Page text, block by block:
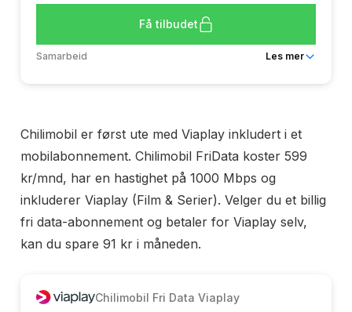
Få tilbudet
Samarbeid
Les mer
Ringeminutter Ubegrenset
Tekstmeldinger Ubegrenset
Din månedspris: 429 kr/mnd
IceMax er rangert som 4 av 11 andre
Les mer om IceMax
Chilimobil er først ute med Viaplay inkludert i et
mobilabonnement. Chilimobil FriData koster 599
kr/mnd, har en hastighet på 1000 Mbps og
inkluderer Viaplay (Film & Serier). Velger du et billig
fri data-abonnement og betaler for Viaplay selv,
kan du spare 91 kr i måneden.
Chilimobil Fri Data Viaplay